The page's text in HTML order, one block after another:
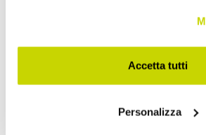
Accetta tutti
Personalizza
للتمديد
للتمديد
للتمديد
موائد مستديرة